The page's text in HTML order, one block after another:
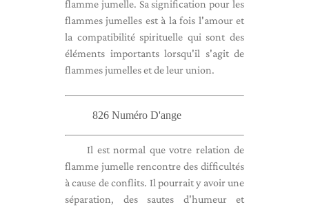
flamme jumelle. Sa signification pour les
flammes jumelles est à la fois l'amour et
la compatibilité spirituelle qui sont des
éléments importants lorsqu'il s'agit de
flammes jumelles et de leur union.
826 Numéro D'ange
Il est normal que votre relation de
flamme jumelle rencontre des difficultés
à cause de conflits. Il pourrait y avoir une
séparation, des sautes d'humeur et